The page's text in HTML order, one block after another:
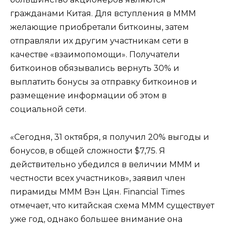
гражданами Китая. Для вступления в МММ
желающие приобретали биткоины, затем
отправляли их другим участникам сети в
качестве «взаимопомощи». Получатели
биткоинов обязывались вернуть 30% и
выплатить бонусы за отправку биткоинов и
размещение информации об этом в
социальной сети.
«Сегодня, 31 октября, я получил 20% выгоды и
бонусов, в общей сложности $7,75. Я
действительно убедился в величии МММ и
честности всех участников», заявил член
пирамиды МММ Вэн Цян. Financial Times
отмечает, что китайская схема МММ существует
уже год, однако большее внимание она